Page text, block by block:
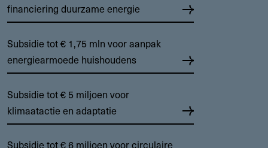
financiering duurzame energie
Subsidie tot € 1,75 mln voor aanpak
energiearmoede huishoudens
Subsidie tot € 5 miljoen voor
klimaatactie en adaptatie
Subsidie tot € 6 miljoen voor circulaire